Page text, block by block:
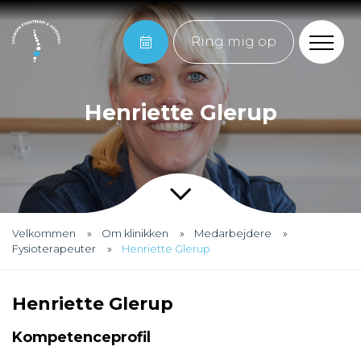
Ring mig op
Henriette Glerup
Velkommen Om klinikken
Medarbejdere
Fysioterapeuter
Henriette Glerup
Henriette Glerup
Kompetenceprofil